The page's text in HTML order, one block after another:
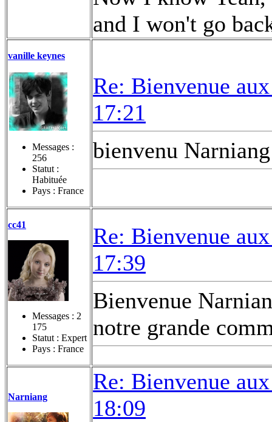
and I won't go
vanille keynes
Messages :
256
Statut :
Habituée
Pays : France
Re: Bienvenue
17:21
bienvenu
cc41
Messages : 2
175
Statut : Expert
Pays : France
Re: Bienvenue
17:39
Bienvenue
notre grande
Narniang
Re: Bienvenue
18:09